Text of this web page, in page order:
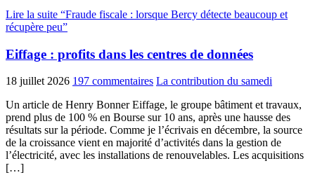
Lire la suite “Fraude fiscale : lorsque Bercy détecte beaucoup et
récupère peu”
Eiffage : profits dans les centres de données
18 juillet 2026 197 commentaires La contribution du samedi
Un article de Henry Bonner Eiffage, le groupe bâtiment et travaux,
prend plus de 100 % en Bourse sur 10 ans, après une hausse des
résultats sur la période. Comme je l’écrivais en décembre, la source
de la croissance vient en majorité d’activités dans la gestion de
l’électricité, avec les installations de renouvelables. Les acquisitions
[…]